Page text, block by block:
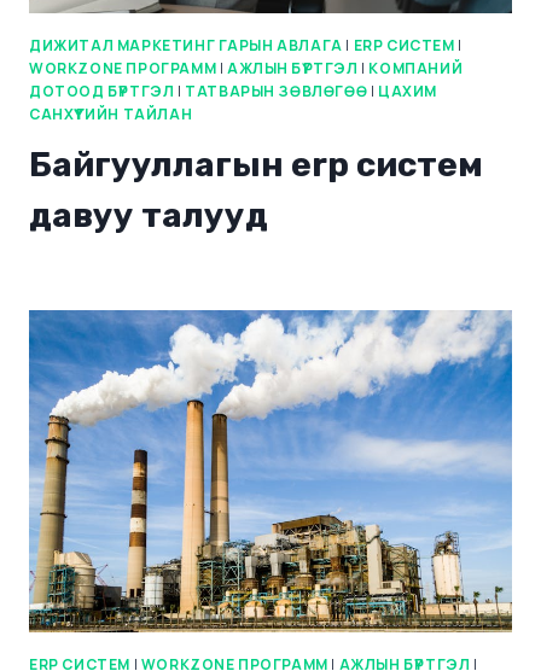
ДИЖИТАЛ МАРКЕТИНГ ГАРЫН АВЛАГА | ERP СИСТЕМ |
WORKZONE ПРОГРАММ | АЖЛЫН БҮРТГЭЛ | КОМПАНИЙ
ДОТООД БҮРТГЭЛ | ТАТВАРЫН ЗӨВЛӨГӨӨ | ЦАХИМ
САНХҮҮГИЙН ТАЙЛАН
Байгууллагын erp систем
давуу талууд
ERP СИСТЕМ | WORKZONE ПРОГРАММ | АЖЛЫН БҮРТГЭЛ |